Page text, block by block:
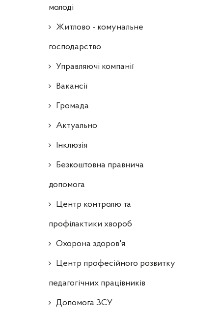
молоді
Житлово - комунальне
господарство
Управляючі компанії
Ваканcії
Громада
Актуально
Інклюзія
Безкоштовна правнича
допомога
Центр контролю та
профілактики хвороб
Охорона здоров'я
Центр професійного розвитку
педагогічних працівників
Допомога ЗСУ